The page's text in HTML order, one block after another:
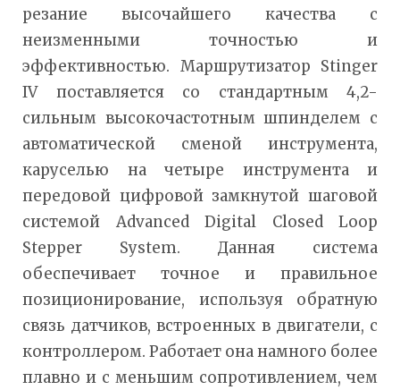
резание высочайшего качества с
неизменными точностью и
эффективностью. Маршрутизатор Stinger
IV поставляется со стандартным 4,2-
сильным высокочастотным шпинделем с
автоматической сменой инструмента,
каруселью на четыре инструмента и
передовой цифровой замкнутой шаговой
системой Advanced Digital Closed Loop
Stepper System. Данная система
обеспечивает точное и правильное
позиционирование, используя обратную
связь датчиков, встроенных в двигатели, с
контроллером. Работает она намного более
плавно и с меньшим сопротивлением, чем